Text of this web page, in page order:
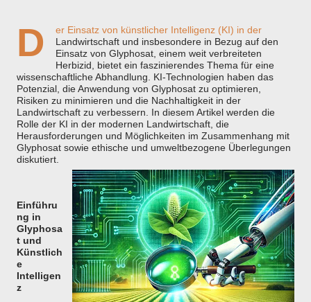
D
er Einsatz von künstlicher Intelligenz (KI) in der
Landwirtschaft und insbesondere in Bezug auf den
Einsatz von Glyphosat, einem weit verbreiteten
Herbizid, bietet ein faszinierendes Thema für eine
wissenschaftliche Abhandlung. KI-Technologien haben das
Potenzial, die Anwendung von Glyphosat zu optimieren,
Risiken zu minimieren und die Nachhaltigkeit in der
Landwirtschaft zu verbessern. In diesem Artikel werden die
Rolle der KI in der modernen Landwirtschaft, die
Herausforderungen und Möglichkeiten im Zusammenhang mit
Glyphosat sowie ethische und umweltbezogene Überlegungen
diskutiert.
Einführu
ng in
Glyphosa
t und
Künstlich
e
Intelligen
z